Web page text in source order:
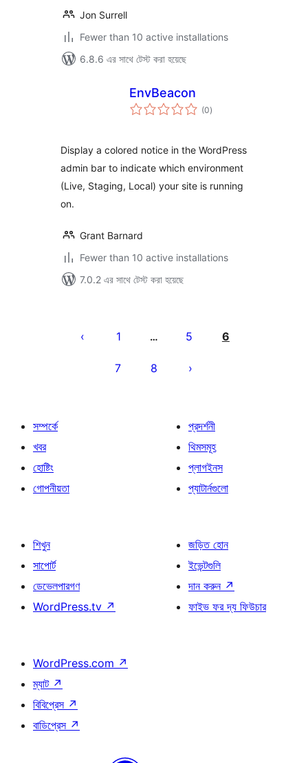
Jon Surrell
Fewer than 10 active installations
6.8.6 এর সাথে টেস্ট করা হয়েছে
EnvBeacon
(0total
ratings
)
Display a colored notice in the WordPress
admin bar to indicate which environment
(Live, Staging, Local) your site is running
on.
Grant Barnard
Fewer than 10 active installations
7.0.2 এর সাথে টেস্ট করা হয়েছে
পেজিনেশন
1 … 5 6
7 8
সম্পর্কে
খবর
হোষ্টিং
গোপনীয়তা
প্রদর্শনী
থিমসমূহ
প্লাগইনস
প্যাটার্নগুলো
শিখুন
সাপোর্ট
ডেভেলপারগণ
WordPress.tv ↗
জড়িত হোন
ইভেন্টগুলি
দান করুন ↗
ফাইভ ফর দ্য ফিউচার
WordPress.com ↗
ম্যাট ↗
বিবিপ্রেস ↗
বাডিপ্রেস ↗